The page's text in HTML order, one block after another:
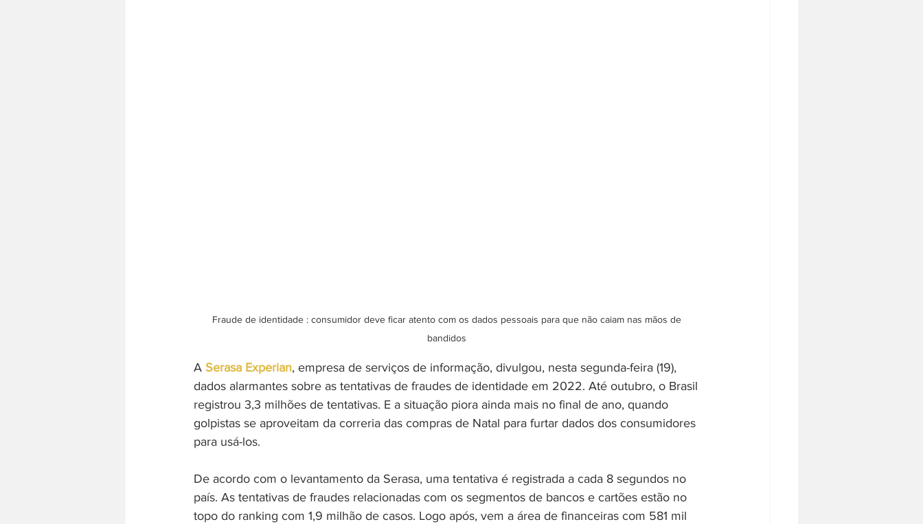
Fraude de identidade : consumidor deve ficar atento com os dados pessoais para que não caiam nas mãos de
bandidos
A Serasa Experian, empresa de serviços de informação, divulgou, nesta segunda-feira (19),
dados alarmantes sobre as tentativas de fraudes de identidade em 2022. Até outubro, o Brasil
registrou 3,3 milhões de tentativas. E a situação piora ainda mais no final de ano, quando
golpistas se aproveitam da correria das compras de Natal para furtar dados dos consumidores
para usá-los.
De acordo com o levantamento da Serasa, uma tentativa é registrada a cada 8 segundos no
país. As tentativas de fraudes relacionadas com os segmentos de bancos e cartões estão no
topo do ranking com 1,9 milhão de casos. Logo após, vem a área de financeiras com 581 mil